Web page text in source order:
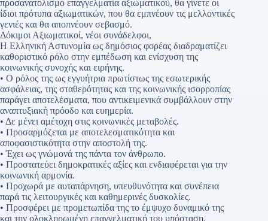
προσανατολισμό επαγγελματία αξιωματικού, θα γίνετε οι
ίδιοι πρότυπα αξιωματικών, που θα εμπνέουν τις μελλοντικές
γενιές και θα αποπνέουν σεβασμό.
Δόκιμοι Αξιωματικοί, νέοι συνάδελφοι,
Η Ελληνική Αστυνομία ως δημόσιος φορέας διαδραματίζει
καθοριστικό ρόλο στην εμπέδωση και ενίσχυση της
κοινωνικής συνοχής και ειρήνης.
• Ο ρόλος της ως εγγυήτρια πρωτίστως της εσωτερικής
ασφάλειας, της σταθερότητας και της κοινωνικής ισορροπίας
παράγει αποτελέσματα, που αντικειμενικά συμβάλλουν στην
αναπτυξιακή πρόοδο και ευημερία.
• Δε μένει αμέτοχη στις κοινωνικές μεταβολές.
• Προσαρμόζεται με αποτελεσματικότητα και
αποφασιστικότητα στην αποστολή της.
• Έχει ως γνώμονά της πάντα τον άνθρωπο.
• Προστατεύει δημοκρατικές αξίες και ενδιαφέρεται για την
κοινωνική αρμονία.
• Προχωρά με αυταπάρνηση, υπευθυνότητα και συνέπεια
παρά τις λειτουργικές και καθημερινές δυσκολίες.
• Προσφέρει με προμετωπίδα της το έμψυχο δυναμικό της
και την ολοκληρωμένη επαγγελματική του υπόσταση.